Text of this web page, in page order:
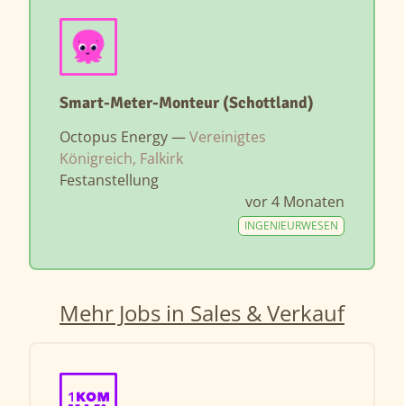
Smart-Meter-Monteur (Schottland)
Octopus Energy —Vereinigtes
Königreich, Falkirk
Festanstellung
vor 4 Monaten
INGENIEURWESEN
Mehr Jobs in Sales & Verkauf